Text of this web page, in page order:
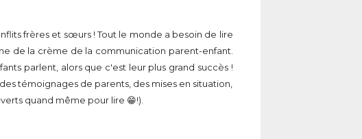
frères et sœurs ! Tout le monde a besoin de lire
de la crème de la communication parent-enfant.
parlent, alors que c'est leur plus grand succès !
témoignages de parents, des mises en situation,
quand même pour lire 😁!).